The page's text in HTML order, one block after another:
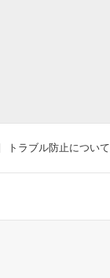
トラブル防止について